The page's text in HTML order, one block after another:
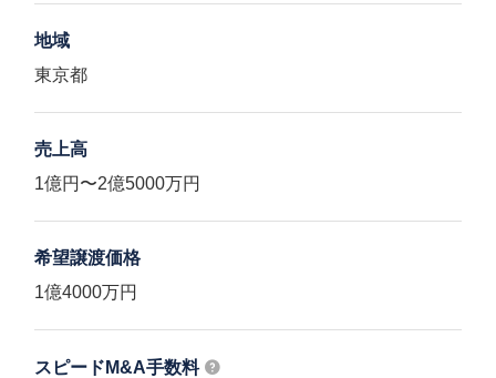
地域
東京都
売上高
1億円〜2億5000万円
希望譲渡価格
1億4000万円
スピードM&A手数料